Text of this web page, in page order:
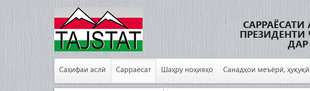
Саҳифаи аслӣ Сарраёсат Шаҳру ноҳияҳо Санадҳои меъёрӣ, ҳуқуқӣ